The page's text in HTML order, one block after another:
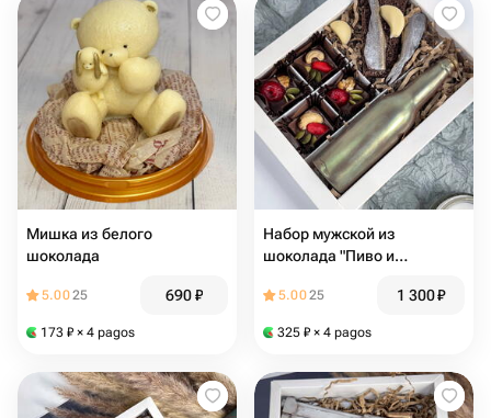
Мишка из белого
шоколада
5.0025 690₽
173 ₽ × 4 pagos
Набор мужской из
шоколада "Пиво и
5.0025 1 300₽
325 ₽ × 4 pagos